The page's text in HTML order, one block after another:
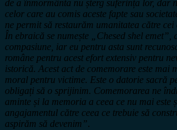
de a înmormânta nu șterg suferința lor, dar
celor care au comis aceste fapte sau
ne permit să restaurăm umanitatea către
În ebraică se numește „Chesed shel emet”,
compasiune, iar eu pentru asta sunt
române pentru acest efort extensiv pentru
istorică. Acest act de comemorare este mai
moral pentru victime. Este o datorie sacră
obligați să o sprijinim. Comemorarea ne
aminte și la memoria a ceea ce nu mai este
angajamentul către ceea ce trebuie să
aspirăm să devenim”.